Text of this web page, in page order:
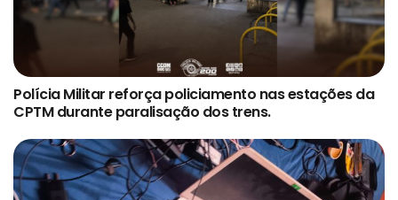
Polícia Militar reforça policiamento nas estações da
CPTM durante paralisação dos trens.